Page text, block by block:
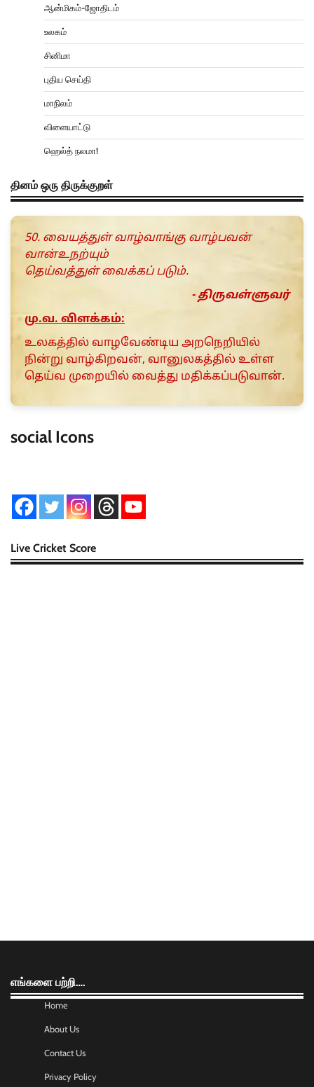
ஆன்மிகம்-ஜோதிடம்
உலகம்
சினிமா
புதிய செய்தி
மாநிலம்
விளையாட்டு
ஹெல்த் நலமா!
தினம் ஒரு திருக்குறள்
50. வையத்துள் வாழ்வாங்கு வாழ்பவன்
வான்உநற்யும்
தெய்வத்துள் வைக்கப் படும்.
- திருவள்ளுவர்
மு.வ. விளக்கம்:
உலகத்தில் வாழவேண்டிய அறநெறியில்
நின்று வாழ்கிறவன், வானுலகத்தில் உள்ள
தெய்வ முறையில் வைத்து மதிக்கப்படுவான்.
social Icons
Live Cricket Score
எங்களை பற்றி….
Home
About Us
Contact Us
Privacy Policy